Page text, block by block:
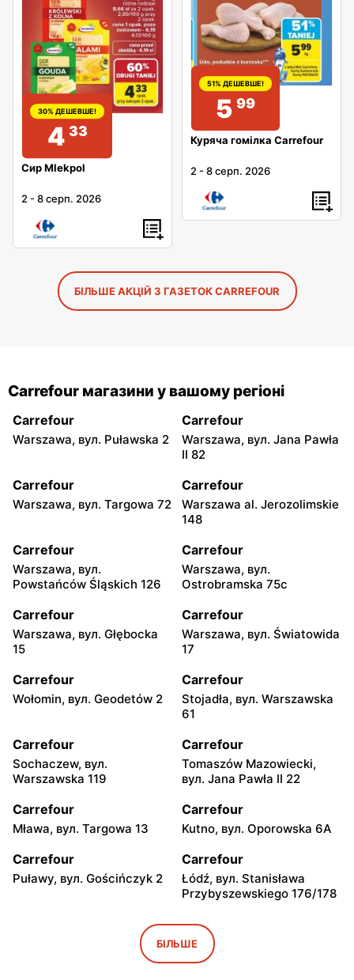
30% ДЕШЕВШЕ!
4 33
Сир Mlekpol
2 -8 серп. 2026
51% ДЕШЕВШЕ!
5 99
Куряча гомілка Carrefour
2 -8 серп. 2026
БІЛЬШЕ АКЦІЙ З ГАЗЕТОК CARREFOUR
Carrefour магазини у вашому регіоні
Carrefour
Warszawa, вул. Puławska 2
Carrefour
Warszawa, вул. Jana Pawła
II 82
Carrefour
Warszawa, вул. Targowa 72
Carrefour
Warszawa al. Jerozolimskie
148
Carrefour
Warszawa, вул.
Powstańców Śląskich 126
Carrefour
Warszawa, вул.
Ostrobramska 75c
Carrefour
Warszawa, вул. Głębocka
15
Carrefour
Warszawa, вул. Światowida
17
Carrefour
Wołomin, вул. Geodetów 2
Carrefour
Stojadła, вул. Warszawska
61
Carrefour
Sochaczew, вул.
Warszawska 119
Carrefour
Tomaszów Mazowiecki,
вул. Jana Pawła II 22
Carrefour
Mława, вул. Targowa 13
Carrefour
Kutno, вул. Oporowska 6A
Carrefour
Puławy, вул. Gościńczyk 2
Carrefour
Łódź, вул. Stanisława
Przybyszewskiego 176/178
Łódź, вул. Kolumny 6/36
Carrefour
Łódź al. Ks. Bp. Władysława
Bandurskiego 49
БІЛЬШЕ